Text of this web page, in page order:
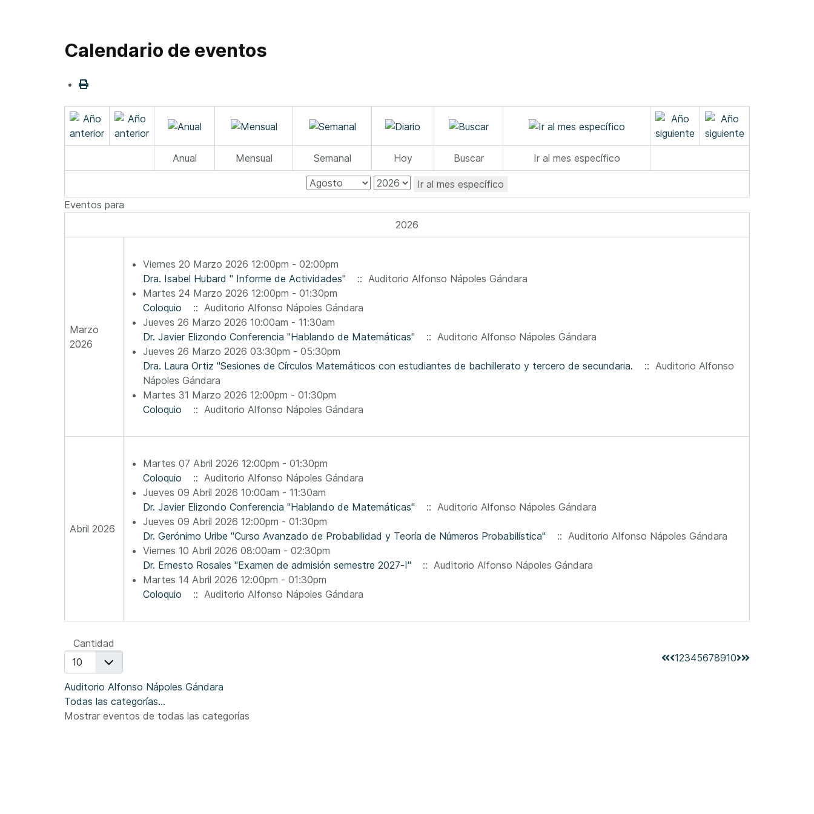
Calendario de eventos
Anual Mensual Semanal Hoy Buscar Ir al mes específico
Ir al mes específico
Eventos para
2026
Marzo
2026
Viernes 20 Marzo 2026 12:00pm - 02:00pm
Dra. Isabel Hubard " Informe de Actividades"
:: Auditorio Alfonso Nápoles Gándara
Martes 24 Marzo 2026 12:00pm - 01:30pm
Coloquio
:: Auditorio Alfonso Nápoles Gándara
Jueves 26 Marzo 2026 10:00am - 11:30am
Dr. Javier Elizondo Conferencia "Hablando de Matemáticas"
:: Auditorio Alfonso Nápoles Gándara
Jueves 26 Marzo 2026 03:30pm - 05:30pm
Dra. Laura Ortiz "Sesiones de Círculos Matemáticos con estudiantes de bachillerato y tercero de secundaria.
:: Auditorio Alfonso
Nápoles Gándara
Martes 31 Marzo 2026 12:00pm - 01:30pm
Coloquio
:: Auditorio Alfonso Nápoles Gándara
Abril 2026
Martes 07 Abril 2026 12:00pm - 01:30pm
Coloquio
:: Auditorio Alfonso Nápoles Gándara
Jueves 09 Abril 2026 10:00am - 11:30am
Dr. Javier Elizondo Conferencia "Hablando de Matemáticas"
:: Auditorio Alfonso Nápoles Gándara
Jueves 09 Abril 2026 12:00pm - 01:30pm
Dr. Gerónimo Uribe "Curso Avanzado de Probabilidad y Teoría de Números Probabilística"
:: Auditorio Alfonso Nápoles Gándara
Viernes 10 Abril 2026 08:00am - 02:30pm
Dr. Ernesto Rosales "Examen de admisión semestre 2027-I"
:: Auditorio Alfonso Nápoles Gándara
Martes 14 Abril 2026 12:00pm - 01:30pm
Coloquio
:: Auditorio Alfonso Nápoles Gándara
Lista de límites de paginación
Cantidad
12345678910
Auditorio Alfonso Nápoles Gándara
Todas las categorías...
Mostrar eventos de todas las categorías